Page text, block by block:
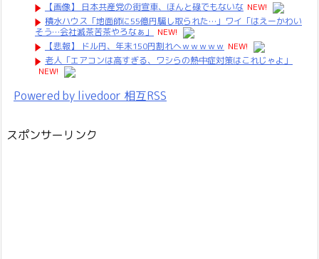
【画像】 日本共産党の街宣車、ほんと碌でもないな NEW!
積水ハウス「地面師に55億円騙し取られた…」ワイ「はえーかわい
そう…会社滅茶苦茶やろなぁ」
NEW!
【悲報】 ドル円、年末150円割れへｗｗｗｗｗ NEW!
老人「エアコンは高すぎる、ワシらの熱中症対策はこれじゃよ」
NEW!
Powered by livedoor 相互RSS
スポンサーリンク